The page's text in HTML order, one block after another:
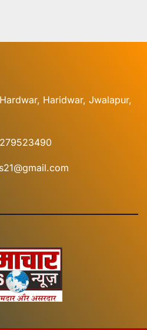
Haridwar, Jwalapur,